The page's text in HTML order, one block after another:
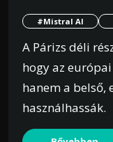
#Mistral AI
A Párizs déli
hogy az
hanem a
használhassák.